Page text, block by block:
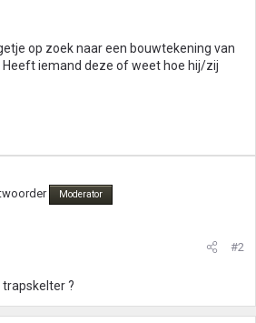
op zoek naar een bouwtekening van
iemand deze of weet hoe hij/zij
Moderator
#2
?